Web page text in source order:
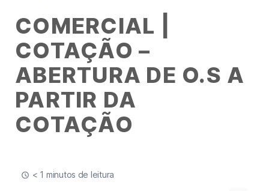
COMERCIAL |
COTAÇÃO –
ABERTURA DE O.S A
PARTIR DA
COTAÇÃO
< 1 minutos de leitura